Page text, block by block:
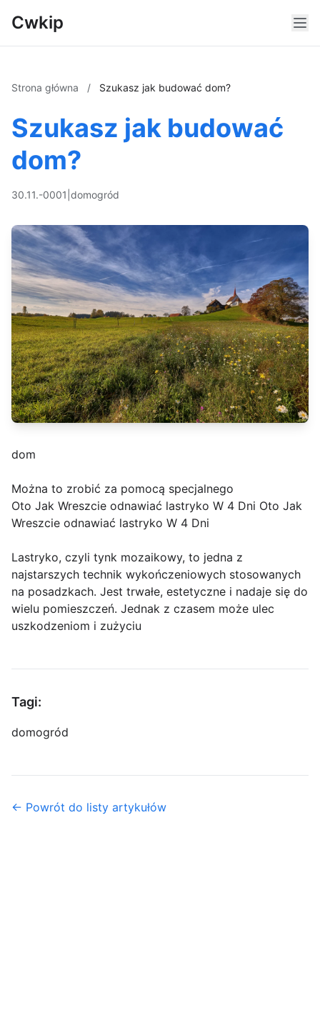
Cwkip
Strona główna / Szukasz jak budować dom?
Szukasz jak budować
dom?
30.11.-0001 domogród
dom
Można to zrobić za pomocą specjalnego
Oto Jak Wreszcie odnawiać lastryko W 4 Dni Oto Jak
Wreszcie odnawiać lastryko W 4 Dni
Lastryko, czyli tynk mozaikowy, to jedna z
najstarszych technik wykończeniowych stosowanych
na posadzkach. Jest trwałe, estetyczne i nadaje się do
wielu pomieszczeń. Jednak z czasem może ulec
uszkodzeniom i zużyciu
Tagi:
domogród
← Powrót do listy artykułów